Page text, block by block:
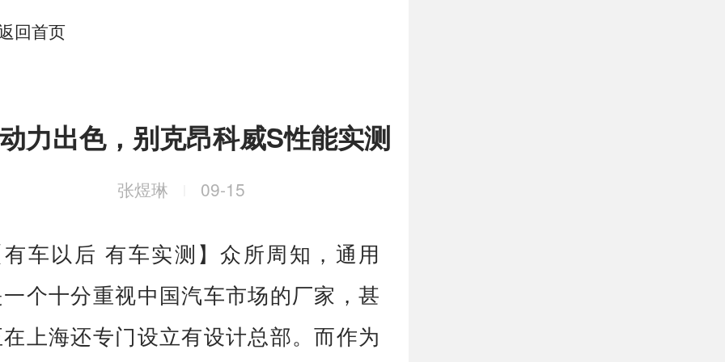
回首页
力出色，别克昂科威S性能实测
张煜琳 09-15
车以后 有车实测】众所周知，通用
个十分重视中国汽车市场的厂家，甚
上海还专门设立有设计总部。而作为